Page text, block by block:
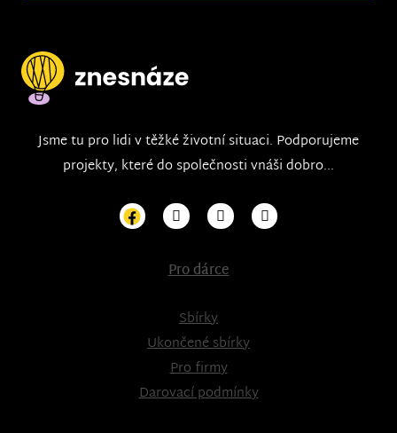
Jsme tu pro lidi v těžké životní situaci. Podporujeme
projekty, které do společnosti vnáši dobro...
Pro dárce
Sbírky
Ukončené sbírky
Pro firmy
Darovací podmínky